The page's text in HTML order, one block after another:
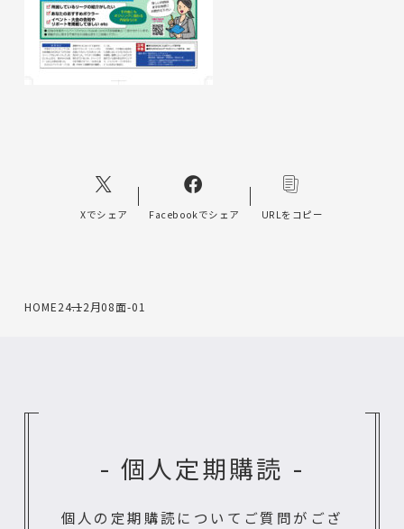
Xでシェア Facebookでシェア URLをコピー
HOME24.12月08面-01
- 個人定期購読 -
個人の定期購読についてご質問がござ